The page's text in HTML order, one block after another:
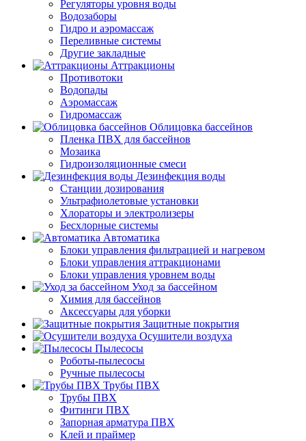
Регуляторы уровня воды
Водозаборы
Гидро и аэромассаж
Переливные системы
Другие закладные
Аттракционы
Противотоки
Водопады
Аэромассаж
Гидромассаж
Облицовка бассейнов
Пленка ПВХ для бассейнов
Мозаика
Гидроизоляционные смеси
Дезинфекция воды
Станции дозирования
Ультрафиолетовые установки
Хлораторы и электролизеры
Бесхлорные системы
Автоматика
Блоки управления фильтрацией и нагревом
Блоки управления аттракционами
Блоки управления уровнем воды
Уход за бассейном
Химия для бассейнов
Аксессуары для уборки
Защитные покрытия
Осушители воздуха
Пылесосы
Роботы-пылесосы
Ручные пылесосы
Трубы ПВХ
Трубы ПВХ
Фитинги ПВХ
Запорная арматура ПВХ
Клей и праймер